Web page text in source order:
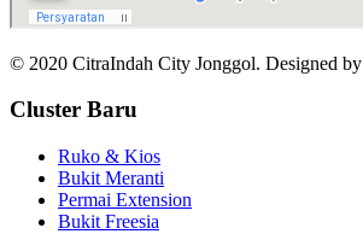
© 2020 CitraIndah City Jonggol. Designed by
Cluster Baru
Ruko & Kios
Bukit Meranti
Permai Extension
Bukit Freesia